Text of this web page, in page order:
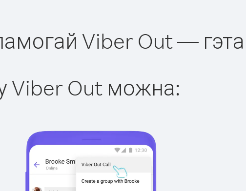
Viber Out — гэта
Viber Out можна: